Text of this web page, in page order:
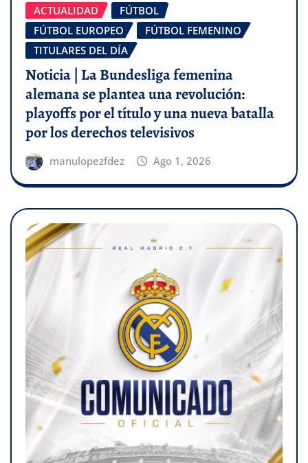
ACTUALIDAD
FÚTBOL
FÚTBOL EUROPEO
FÚTBOL FEMENINO
TITULARES DEL DÍA
Noticia | La Bundesliga femenina
alemana se plantea una revolución:
playoffs por el título y una nueva batalla
por los derechos televisivos
manulopezfdez Ago 1, 2026